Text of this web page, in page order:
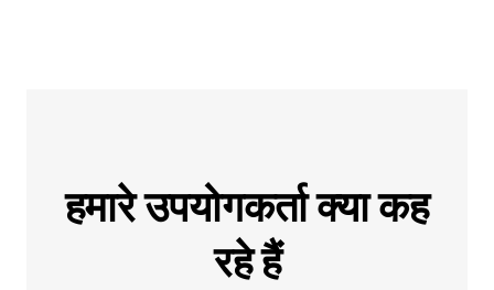
हमारे उपयोगकर्ता क्या कह
रहे हैं